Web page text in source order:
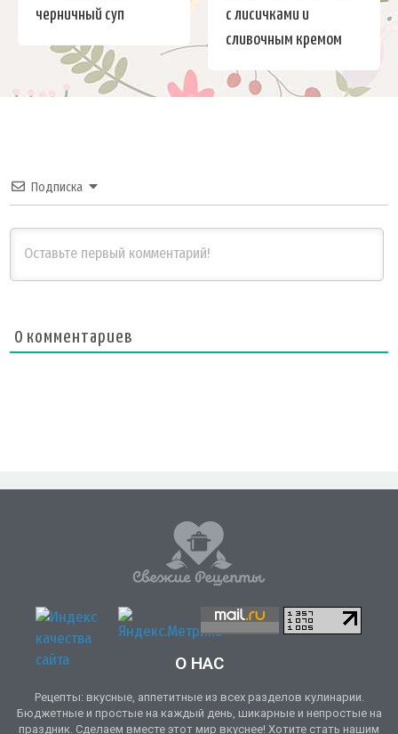
черничный суп
с лисичками и
сливочным кремом
Подписка
0 комментариев
О НАС
Рецепты: вкусные, аппетитные из всех разделов кулинарии.
Бюджетные и простые на каждый день, шикарные и непростые на
праздник. Сделаем вместе этот мир вкуснее! Хотите стать нашим